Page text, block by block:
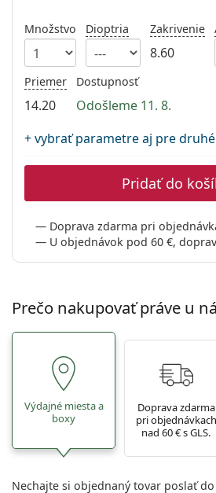
Všetky značky
Persol
Prada
Všetky značky
Množstvo Dioptria Zakrivenie
8.60
Priemer
14.20
Dostupnosť
Odošleme 11. 8.
+ vybrať parametre aj pre
Pridať do
Doprava zdarma pri
U objednávok pod 60 €,
Prečo nakupovať práve u
Výdajné miesta a
boxy
Doprava zdarma
pri objednávkach
nad 60 € s GLS.
Nechajte si objednaný tovar poslať do